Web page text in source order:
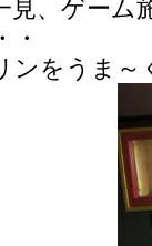
、ゲーム
ンをうま～